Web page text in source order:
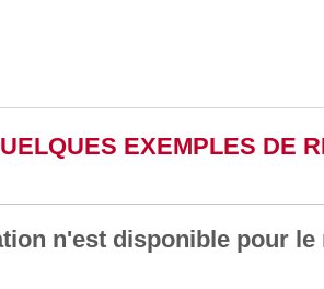
EXEMPLES DE
n'est disponible pour le